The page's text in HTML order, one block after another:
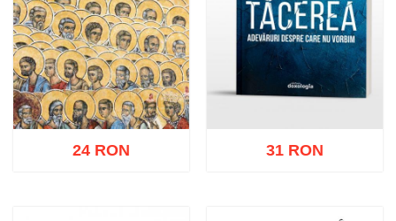
24 RON 31 RON